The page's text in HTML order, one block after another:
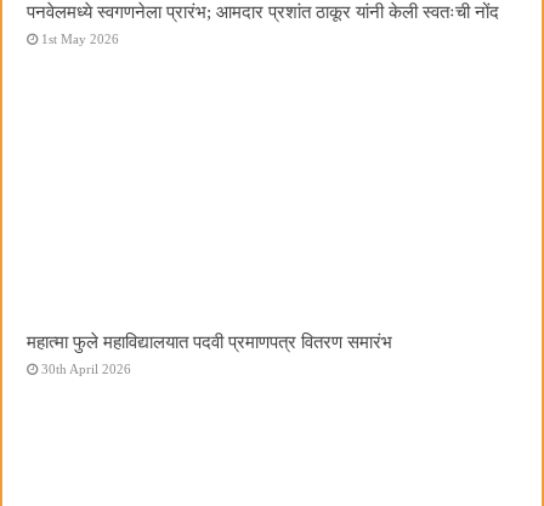
पनवेलमध्ये स्वगणनेला प्रारंभ; आमदार प्रशांत ठाकूर यांनी केली स्वतःची नोंद
1st May 2026
महात्मा फुले महाविद्यालयात पदवी प्रमाणपत्र वितरण समारंभ
30th April 2026